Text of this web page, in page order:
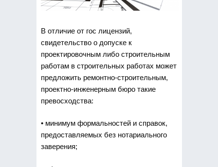
В отличие от гос лицензий,
свидетельство о допуске к
проектировочным либо строительным
работам в строительных работах может
предложить ремонтно-строительным,
проектно-инженерным бюро такие
превосходства:
• минимум формальностей и справок,
предоставляемых без нотариального
заверения;